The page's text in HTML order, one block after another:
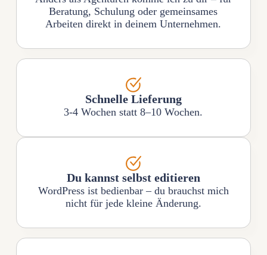
Beratung, Schulung oder gemeinsames
Arbeiten direkt in deinem Unternehmen.
Schnelle Lieferung
3-4 Wochen statt 8–10 Wochen.
Du kannst selbst editieren
WordPress ist bedienbar – du brauchst mich
nicht für jede kleine Änderung.